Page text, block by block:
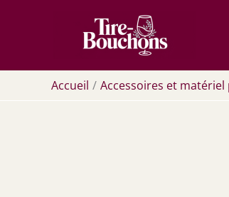
Accueil Accessoires et